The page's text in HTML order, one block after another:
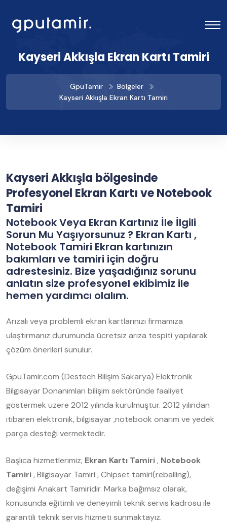
Kayseri Akkışla Ekran Kartı Tamiri
GpuTamir
Bölgeler
Kayseri Akkışla Ekran Kartı Tamiri
Kayseri Akkışla bölgesinde
Profesyonel Ekran Kartı ve Notebook
Tamiri
Notebook Veya Ekran Kartınız İle İlgili
Sorun Mu Yaşıyorsunuz ? Ekran Kartı ,
Notebook Tamiri Ekran kartınızın
bakımları ve tamiri için doğru
adrestesiniz. Bize yaşadığınız sorunu
anlatın size profesyonel ekibimiz ile
hemen yardımcı olalım.
Arızalı veya problemli ekran kartlarınızı firmamıza
ulaştırmanız durumunda ücretsiz arıza tespiti yapılarak
çözüm önerileri sunulur.
GpuTamir.com (Destech Bilişim Sakarya) Elektronik
Bilgisayar Donanımları bilişim sektöründe faaliyet
göstermek üzere 2012 yılında kurulmuştur. 2012 yılından
itibaren elektronik, bilgisayar ,notebook onarım ve yedek
parça desteği vermektedir.
Başlıca hizmetlerimiz, Ekran Kartı Tamiri, Notebook
Tamiri, Bilgisayar Tamiri , Chipset tamiri(reballing),
değişimi Anakart Tamiridir. Marka bağımsız olarak,
konusunda eğitimli ve deneyimli teknik servis kadrosu ile
garantili teknik servis hizmeti sunmaktayız.